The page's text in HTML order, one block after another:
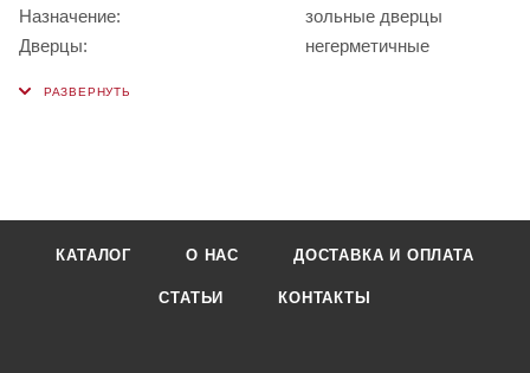
Назначение:
зольные дверцы
Дверцы:
негерметичные
КАТАЛОГ О НАС ДОСТАВКА И ОПЛАТА
СТАТЬИ КОНТАКТЫ